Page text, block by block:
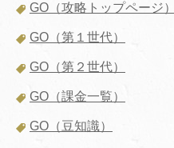
GO（攻略トップページ）
GO（第１世代）
GO（第２世代）
GO（課金一覧）
GO（豆知識）